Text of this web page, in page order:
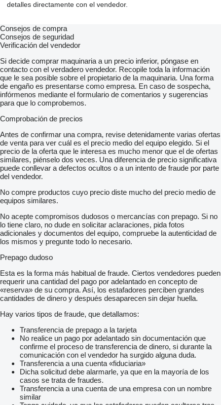
detalles directamente con el vendedor.
Consejos de compra
Consejos de seguridad
Verificación del vendedor
Si decide comprar maquinaria a un precio inferior, póngase en
contacto con el verdadero vendedor. Recopile toda la información
que le sea posible sobre el propietario de la maquinaria. Una forma
de engaño es presentarse como empresa. En caso de sospecha,
infórmenos mediante el formulario de comentarios y sugerencias
para que lo comprobemos.
Comprobación de precios
Antes de confirmar una compra, revise detenidamente varias ofertas
de venta para ver cuál es el precio medio del equipo elegido. Si el
precio de la oferta que le interesa es mucho menor que el de ofertas
similares, piénselo dos veces. Una diferencia de precio significativa
puede conllevar a defectos ocultos o a un intento de fraude por parte
del vendedor.
No compre productos cuyo precio diste mucho del precio medio de
equipos similares.
No acepte compromisos dudosos o mercancías con prepago. Si no
lo tiene claro, no dude en solicitar aclaraciones, pida fotos
adicionales y documentos del equipo, compruebe la autenticidad de
los mismos y pregunte todo lo necesario.
Prepago dudoso
Esta es la forma más habitual de fraude. Ciertos vendedores pueden
requerir una cantidad del pago por adelantado en concepto de
«reserva» de su compra. Así, los estafadores perciben grandes
cantidades de dinero y después desaparecen sin dejar huella.
Hay varios tipos de fraude, que detallamos:
Transferencia de prepago a la tarjeta
No realice un pago por adelantado sin documentación que
confirme el proceso de transferencia de dinero, si durante la
comunicación con el vendedor ha surgido alguna duda.
Transferencia a una cuenta «fiduciaria»
Dicha solicitud debe alarmarle, ya que en la mayoría de los
casos se trata de fraudes.
Transferencia a una cuenta de una empresa con un nombre
similar